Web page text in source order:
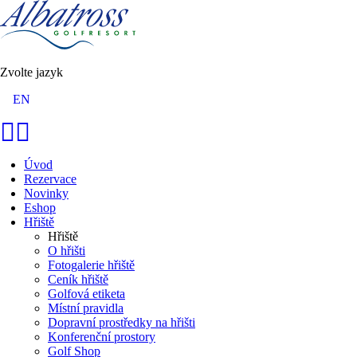
Zvolte jazyk
EN
Úvod
Rezervace
Novinky
Eshop
Hřiště
Hřiště
O hřišti
Fotogalerie hřiště
Ceník hřiště
Golfová etiketa
Místní pravidla
Dopravní prostředky na hřišti
Konferenční prostory
Golf Shop